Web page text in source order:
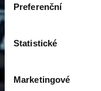
Preferenční
Statistické
Marketingové